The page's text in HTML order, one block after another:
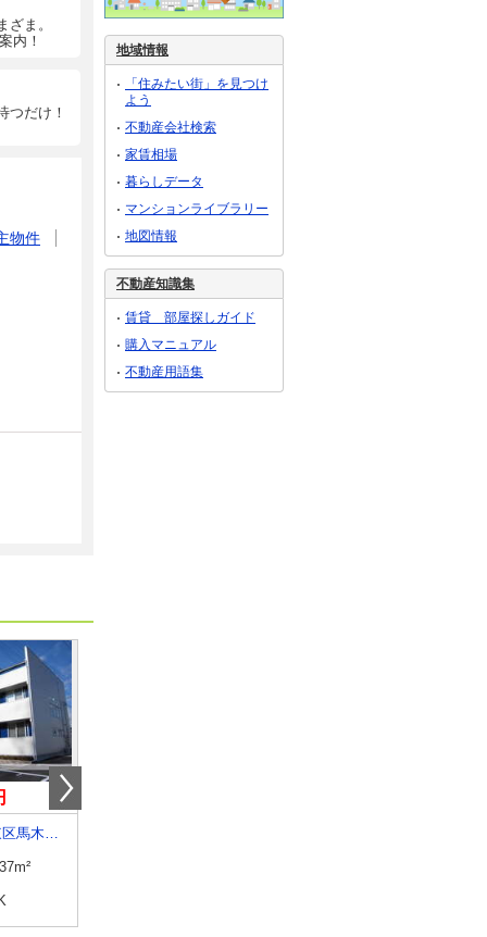
ま。
内！
つだけ！
物件
広島県広島市東区馬木８丁目
地域情報
「住みたい街」を見つけ
よう
不動産会社検索
家賃相場
暮らしデータ
マンションライブラリー
地図情報
不動産知識集
賃貸 部屋探しガイド
購入マニュアル
不動産用語集